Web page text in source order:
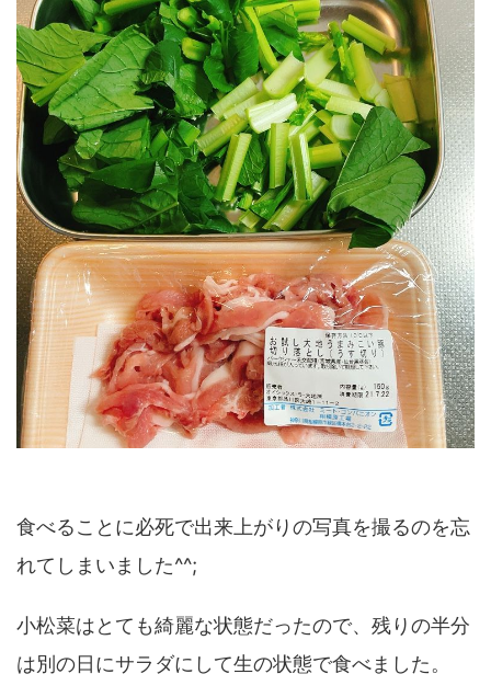
食べることに必死で出来上がりの写真を撮るのを忘
れてしまいました^^;
小松菜はとても綺麗な状態だったので、残りの半分
は別の日にサラダにして生の状態で食べました。